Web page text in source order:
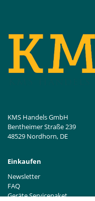
KMS Handels GmbH
Bentheimer Straße 239
48529 Nordhorn, DE
Einkaufen
Newsletter
FAQ
Geräte Servicepaket